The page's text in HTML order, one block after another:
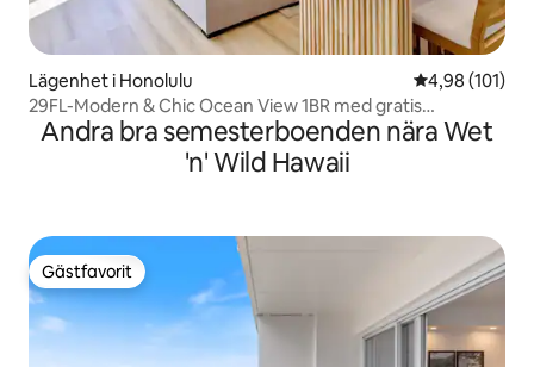
Lägenhet i Honolulu 4,98 av 5 i
4,98 (101)
29FL-Modern & Chic Ocean View 1BR med gratis
parkering~
Andra bra semesterboenden nära Wet
'n' Wild Hawaii
Gästfavorit
Gästfavorit